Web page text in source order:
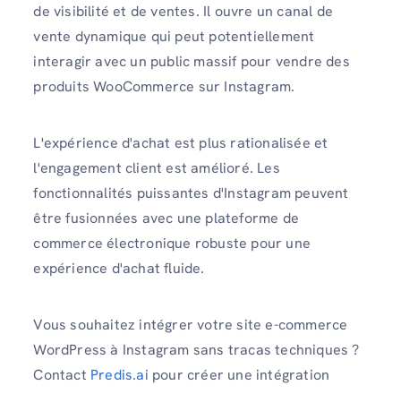
de visibilité et de ventes. Il ouvre un canal de
vente dynamique qui peut potentiellement
interagir avec un public massif pour vendre des
produits WooCommerce sur Instagram.
L'expérience d'achat est plus rationalisée et
l'engagement client est amélioré. Les
fonctionnalités puissantes d'Instagram peuvent
être fusionnées avec une plateforme de
commerce électronique robuste pour une
expérience d'achat fluide.
Vous souhaitez intégrer votre site e-commerce
WordPress à Instagram sans tracas techniques ?
Contact Predis.ai pour créer une intégration